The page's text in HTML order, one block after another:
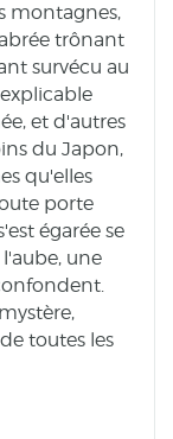
montagnes,
trônant
survécu au
et d'autres
du Japon,
qu'elles
porte
égarée se
une
toutes les